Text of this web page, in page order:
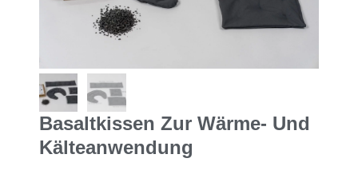
Basaltkissen Zur Wärme- Und
Kälteanwendung